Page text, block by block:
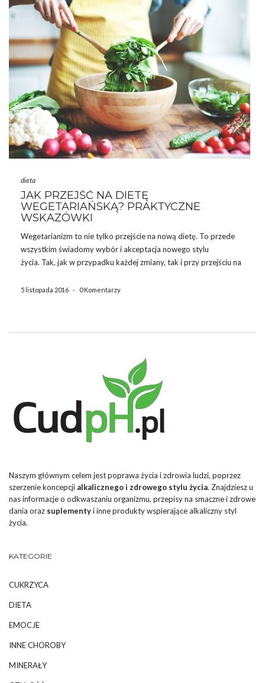
dieta
JAK PRZEJŚĆ NA DIETĘ
WEGETARIAŃSKĄ? PRAKTYCZNE
WSKAZÓWKI
Wegetarianizm to nie tylko przejście na nową dietę. To przede
wszystkim świadomy wybór i akceptacja nowego stylu
życia. Tak, jak w przypadku każdej zmiany, tak i przy przejściu na
przyzwyczaić i poczuć się dobrze. Jeżeli od jakiegoś czasu […]
5 listopada 2016 - 0 Komentarzy
Naszym głównym celem jest poprawa życia i zdrowia ludzi, poprzez
szerzenie koncepcji alkalicznego i zdrowego stylu życia. Znajdziesz u
nas informacje o odkwaszaniu organizmu, przepisy na smaczne i zdrowe
dania oraz suplementyi inne produkty wspierające alkaliczny styl
życia.
KATEGORIE
CUKRZYCA
DIETA
EMOCJE
INNE CHOROBY
MINERAŁY